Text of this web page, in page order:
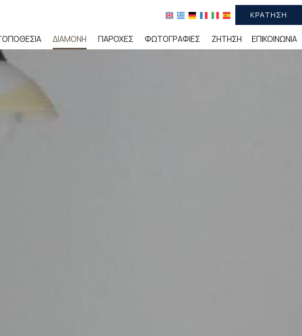
ΚΡΆΤΗΣΗ
ΔΙΑΜΟΝΉ ΠΑΡΟΧΈΣ ΦΩΤΟΓΡΑΦΊΕΣ ΖΉΤΗΣΗ ΕΠΙΚΟΙΝΩΝΊΑ